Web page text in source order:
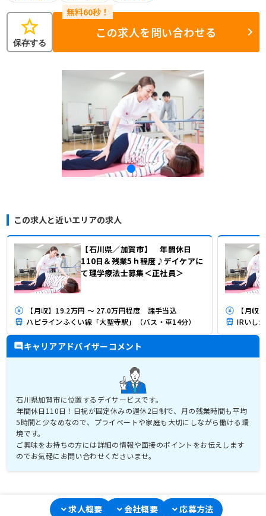
star
保存する
この求人を問い合わせる
この求人と近いエリアの求人
【石川県／加賀市】 年間休日
110日＆残業5ｈ程度♪デイケアに
て理学療法士募集＜正社員＞
【月収】19.2万円 ～ 27.0万円程度 諸手当込
ハピラインふくい線「大聖寺駅」（バス・車14分）
【月収
IRいし
キャリアアドバイザーコメント
石川県加賀市に位置するデイサービスです。
年間休日110日！日祝が固定休みの週休2日制で、月の残業時間も平均
5時間と少なめなので、プライベートや家庭も大切にしながら働ける環
境です。
ご興味をお持ちの方には詳細の情報や面接のポイントをお伝えします
求人概要 会社概要 応募方法